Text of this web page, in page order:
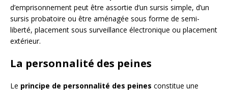
d’emprisonnement peut être assortie d’un sursis simple, d’un
sursis probatoire ou être aménagée sous forme de semi-
liberté, placement sous surveillance électronique ou placement
extérieur.
La personnalité des peines
Le principe de personnalité des peines constitue une